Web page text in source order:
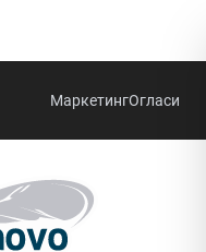
МаркетингОгласи